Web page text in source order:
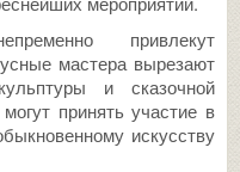
привлекут
мастера вырезают
и сказочной
принять участие в
искусству